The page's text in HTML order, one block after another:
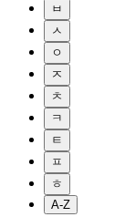
ㅂ
ㅅ
ㅇ
ㅈ
ㅊ
ㅋ
ㅌ
ㅍ
ㅎ
A-Z